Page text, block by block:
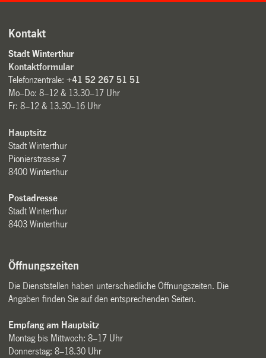
Kontakt
Stadt Winterthur
Kontaktformular
Telefonzentrale:+41 52 267 51 51
Mo–Do: 8–12 & 13.30–17 Uhr
Fr: 8–12 & 13.30–16 Uhr
Hauptsitz
Stadt Winterthur
Pionierstrasse 7
8400 Winterthur
Postadresse
Stadt Winterthur
8403 Winterthur
Öffnungszeiten
Die Dienststellen haben unterschiedliche Öffnungszeiten. Die
Angaben finden Sie auf den entsprechenden Seiten.
Empfang am Hauptsitz
Montag bis Mittwoch: 8–17 Uhr
Donnerstag: 8–18.30 Uhr